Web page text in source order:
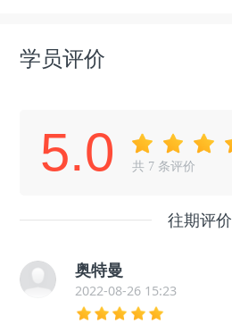
学员评价
5.0 共 7 条评价
往期评价
奥特曼
2022-08-26 15:23